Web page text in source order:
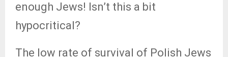
enough Jews! Isn’t this a bit
hypocritical?
The low rate of survival of Polish Jews